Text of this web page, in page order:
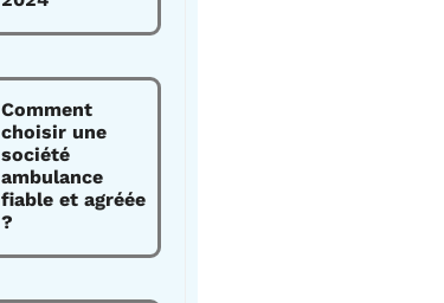
Comment
choisir une
société
ambulance
fiable et agréée
?